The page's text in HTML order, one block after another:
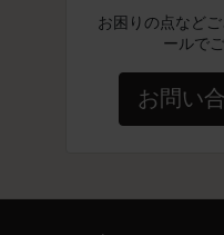
お困りの点など
ールで
お問い